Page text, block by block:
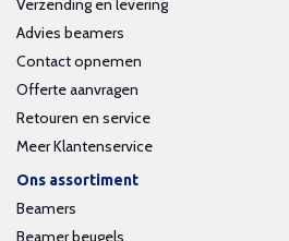
Verzending en levering
Advies beamers
Contact opnemen
Offerte aanvragen
Retouren en service
Meer Klantenservice
Ons assortiment
Beamers
Beamer beugels